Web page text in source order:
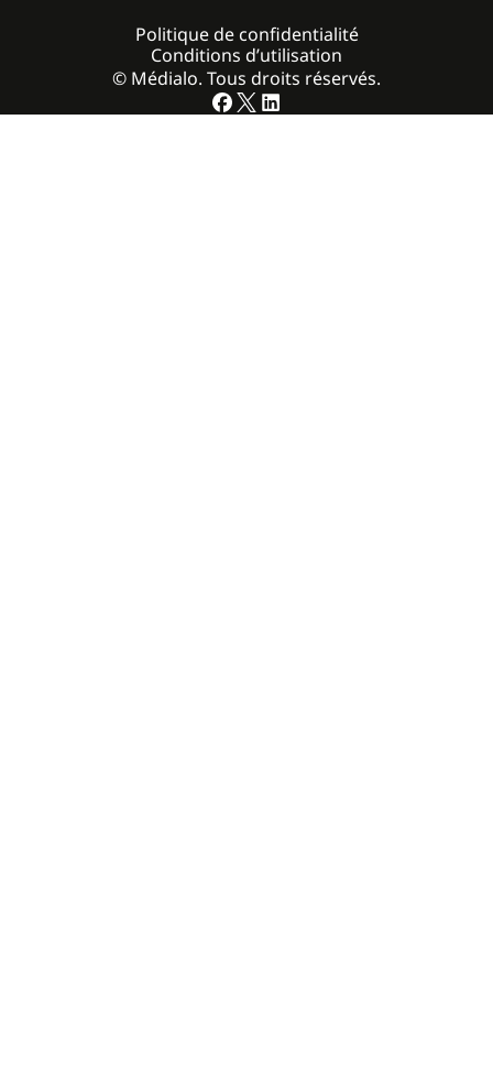
© Médialo. Tous droits réservés.
Politique de confidentialité
Conditions d’utilisation